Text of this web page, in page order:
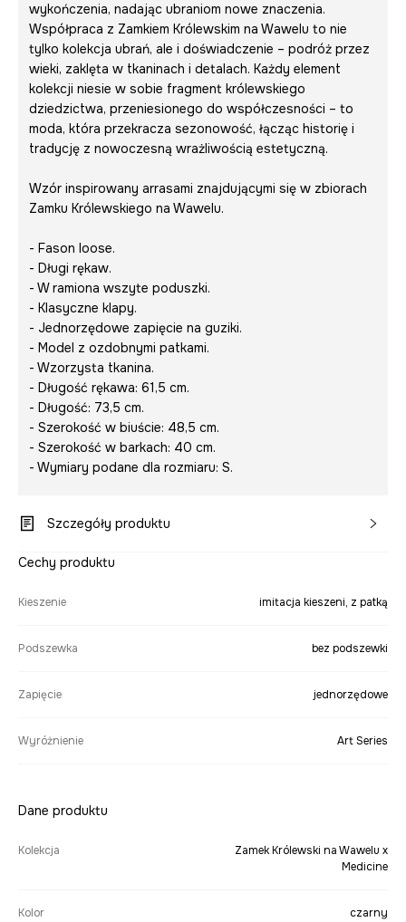
wykończenia, nadając ubraniom nowe znaczenia.
Współpraca z Zamkiem Królewskim na Wawelu to nie
tylko kolekcja ubrań, ale i doświadczenie – podróż przez
wieki, zaklęta w tkaninach i detalach. Każdy element
kolekcji niesie w sobie fragment królewskiego
dziedzictwa, przeniesionego do współczesności – to
moda, która przekracza sezonowość, łącząc historię i
tradycję z nowoczesną wrażliwością estetyczną.
Wzór inspirowany arrasami znajdującymi się w zbiorach
Zamku Królewskiego na Wawelu.
- Fason loose.
- Długi rękaw.
- W ramiona wszyte poduszki.
- Klasyczne klapy.
- Jednorzędowe zapięcie na guziki.
- Model z ozdobnymi patkami.
- Wzorzysta tkanina.
- Długość rękawa: 61,5 cm.
- Długość: 73,5 cm.
- Szerokość w biuście: 48,5 cm.
- Szerokość w barkach: 40 cm.
- Wymiary podane dla rozmiaru: S.
Szczegóły produktu
Cechy produktu
Kieszenie imitacja kieszeni, z patką
Podszewka bez podszewki
Zapięcie jednorzędowe
Wyróżnienie Art Series
Dane produktu
Kolekcja
Zamek Królewski na Wawelu x
Medicine
Kolor czarny